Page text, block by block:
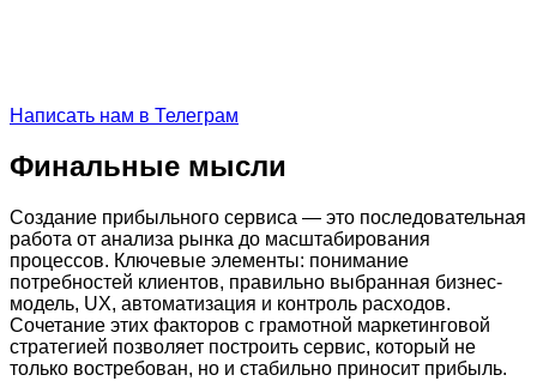
Написать нам в Телеграм
Финальные мысли
Создание прибыльного сервиса — это последовательная
работа от анализа рынка до масштабирования
процессов. Ключевые элементы: понимание
потребностей клиентов, правильно выбранная бизнес-
модель, UX, автоматизация и контроль расходов.
Сочетание этих факторов с грамотной маркетинговой
стратегией позволяет построить сервис, который не
только востребован, но и стабильно приносит прибыль.